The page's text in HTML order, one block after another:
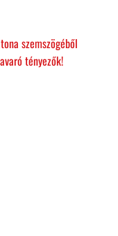
szemszögéből
tényezők!